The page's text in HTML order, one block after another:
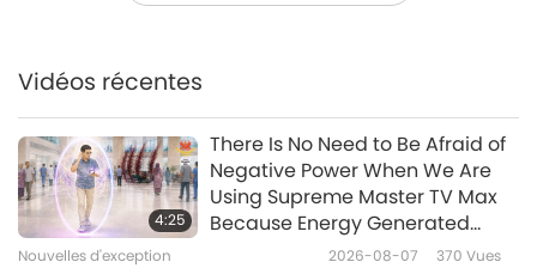
9:40
13:15
Passages choisis de "Le chemin
de la vie" de Léon Tolstoï
(végétarien) : Volume 2 –
Vidéos récentes
4:25
There Is No Need to Be Afraid of
Negative Power When We Are
Using Supreme Master TV Max
Because Energy Generated
from It Is Far More Powerful than
Nouvelles d'exception 2026-08-07 370 Vues